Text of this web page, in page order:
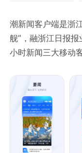
潮新闻客户端是浙
舰”，融浙江日报报
小时新闻三大移动
“深耕浙江、解读中
三级媒体资源，加
省资源力量，为
和全球热点追踪，
台、智联用户的新